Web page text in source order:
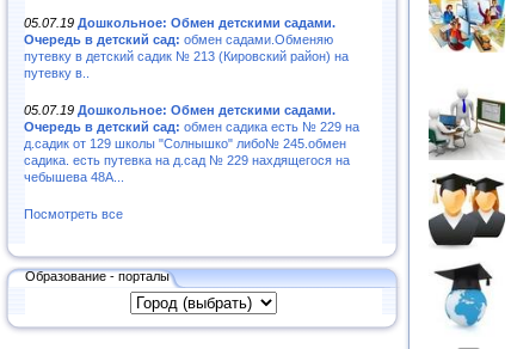
05.07.19 Дошкольное: Обмен детскими садами.
Очередь в детский сад: обмен садами.Обменяю
путевку в детский садик № 213 (Кировский район) на
путевку в..
05.07.19 Дошкольное: Обмен детскими садами.
Очередь в детский сад: обмен садика есть № 229 на
д.садик от 129 школы "Солнышко" либо№ 245.обмен
садика. есть путевка на д.сад № 229 нахдящегося на
чебышева 48А...
Посмотреть все
Образование - порталы